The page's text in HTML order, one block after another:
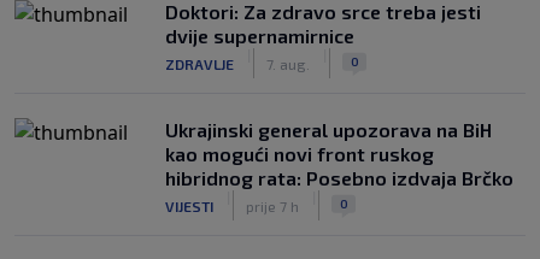
Doktori: Za zdravo srce treba jesti
dvije supernamirnice
ZDRAVLJE 7. aug. 0
Ukrajinski general upozorava na BiH
kao mogući novi front ruskog
hibridnog rata: Posebno izdvaja Brčko
VIJESTI prije 7 h 0